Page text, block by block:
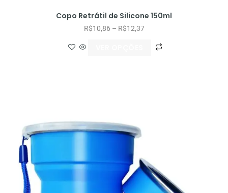
Copo Retrátil de Silicone 150ml
R$10,86 – R$12,37